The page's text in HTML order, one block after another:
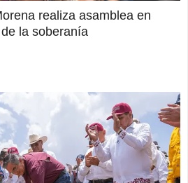
realiza asamblea en
la soberanía